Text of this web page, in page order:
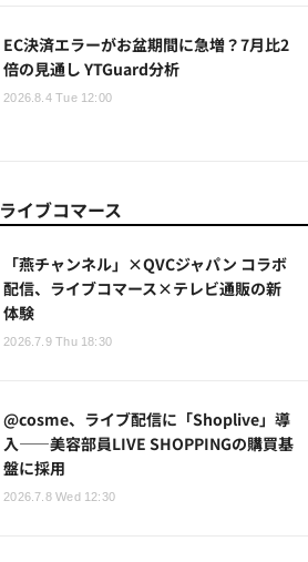
EC決済エラーがお盆期間に急増？7月比2
倍の見通し YTGuard分析
2026.8.4 Tue 12:00
ライブコマース
「燕チャンネル」×QVCジャパン コラボ
配信、ライブコマース×テレビ通販の新
体験
2026.7.9 Thu 18:30
@cosme、ライブ配信に「Shoplive」導
入——美容部員LIVE SHOPPINGの購買基
盤に採用
2026.7.8 Wed 12:30